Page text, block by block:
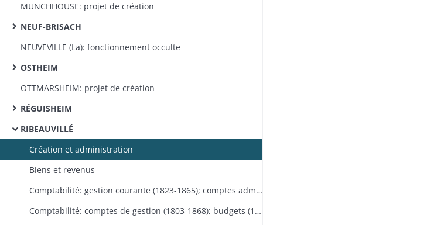
MUNCHHOUSE: projet de création
NEUF-BRISACH
NEUVEVILLE (La): fonctionnement occulte
OSTHEIM
OTTMARSHEIM: projet de création
RÉGUISHEIM
RIBEAUVILLÉ
Création et administration
Biens et revenus
Comptabilité: gestion courante (1823-1865); comptes administratifs (1836-1869)
Comptabilité: comptes de gestion (1803-1868); budgets (1855-1870)